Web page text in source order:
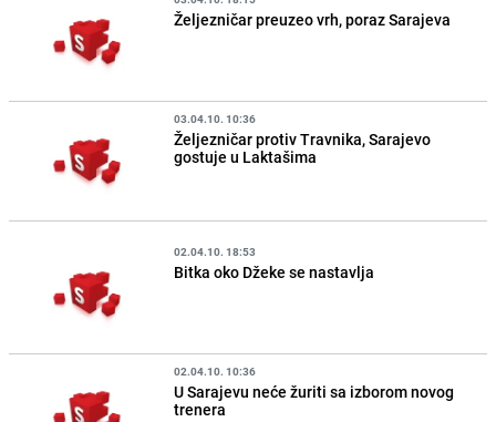
Željezničar preuzeo vrh, poraz Sarajeva
03.04.10. 10:36
Željezničar protiv Travnika, Sarajevo
gostuje u Laktašima
02.04.10. 18:53
Bitka oko Džeke se nastavlja
02.04.10. 10:36
U Sarajevu neće žuriti sa izborom novog
trenera